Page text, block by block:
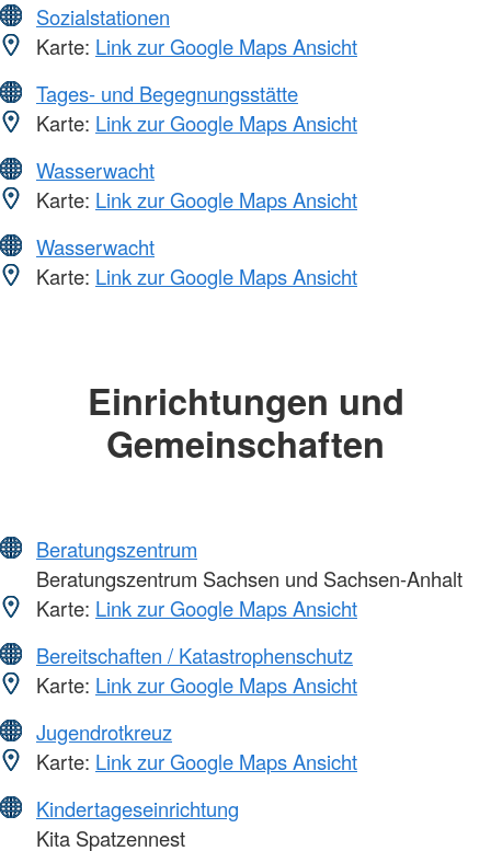
Sozialstationen
Karte: Link zur Google Maps Ansicht
Tages- und Begegnungsstätte
Karte: Link zur Google Maps Ansicht
Wasserwacht
Karte: Link zur Google Maps Ansicht
Wasserwacht
Karte: Link zur Google Maps Ansicht
Einrichtungen und
Gemeinschaften
Beratungszentrum
Beratungszentrum Sachsen und Sachsen-Anhalt
Karte: Link zur Google Maps Ansicht
Bereitschaften / Katastrophenschutz
Karte: Link zur Google Maps Ansicht
Jugendrotkreuz
Karte: Link zur Google Maps Ansicht
Kindertageseinrichtung
Kita Spatzennest